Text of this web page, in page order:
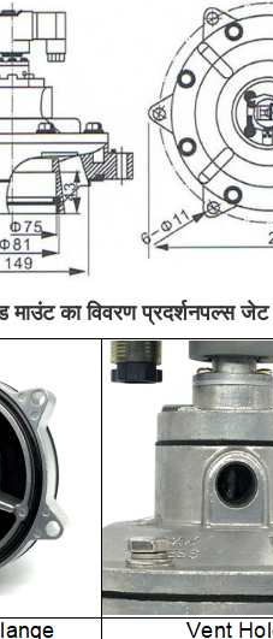
का विवरण प्रदर्शनपल्स जेट